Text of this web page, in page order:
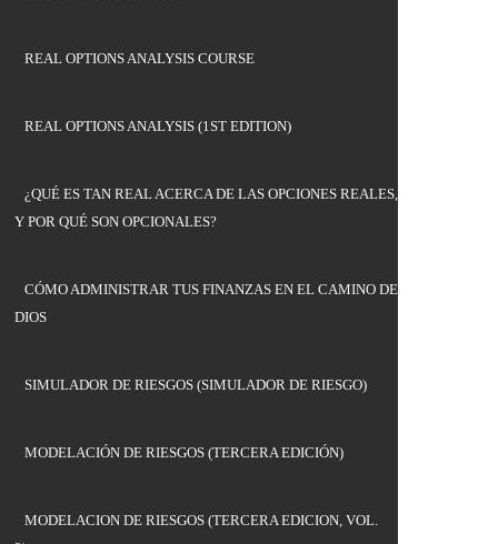
REAL OPTIONS ANALYSIS COURSE
REAL OPTIONS ANALYSIS (1ST EDITION)
¿QUÉ ES TAN REAL ACERCA DE LAS OPCIONES REALES,
Y POR QUÉ SON OPCIONALES?
CÓMO ADMINISTRAR TUS FINANZAS EN EL CAMINO DE
DIOS
SIMULADOR DE RIESGOS (SIMULADOR DE RIESGO)
MODELACIÓN DE RIESGOS (TERCERA EDICIÓN)
MODELACION DE RIESGOS (TERCERA EDICION, VOL.